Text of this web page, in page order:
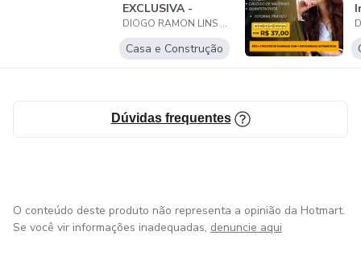
EXCLUSIVA -
Reboco, Chapisco,
Co...
DIOGO RAMON LINS DA SILVA
Casa e Construção
Dúvidas frequentes
O conteúdo deste produto não representa a opinião da Hotmart.
Se você vir informações inadequadas, denuncie aqui